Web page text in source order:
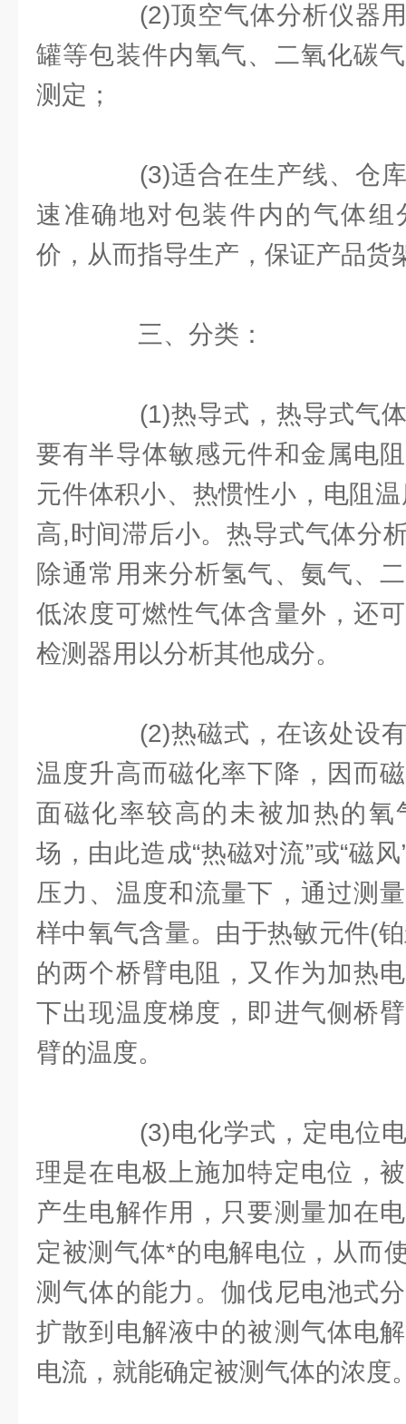
(2)顶空气体分析仪器用
罐等包装件内氧气、二氧化碳
测定；
(3)适合在生产线、仓库
速准确地对包装件内的气体
价，从而指导生产，保证产品货
三、分类：
(1)热导式，热导式气体
要有半导体敏感元件和金属电
元件体积小、热惯性小，电阻
高,时间滞后小。热导式气体分
除通常用来分析氢气、氨气、
低浓度可燃性气体含量外，还
检测器用以分析其他成分。
(2)热磁式，在该处设有
温度升高而磁化率下降，因而
面磁化率较高的未被加热的氧
场，由此造成“热磁对流”或“磁
压力、温度和流量下，通过测
样中氧气含量。由于热敏元件(
的两个桥臂电阻，又作为加热
下出现温度梯度，即进气侧桥
臂的温度。
(3)电化学式，定电位电
理是在电极上施加特定电位，
产生电解作用，只要测量加在
定被测气体*的电解电位，从而
测气体的能力。伽伐尼电池式
扩散到电解液中的被测气体电
电流，就能确定被测气体的浓度